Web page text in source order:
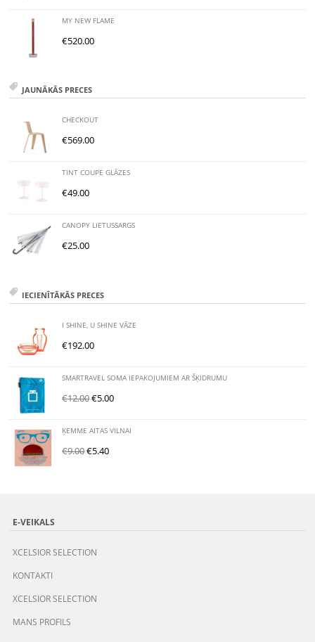
MY NEW FLAME
€520.00
JAUNĀKĀS PRECES
CHECKOUT
€569.00
TINT COUPE GLĀZES
€49.00
CANOPY LIETUSSARGS
€25.00
IECIENĪTĀKĀS PRECES
I SHINE, U SHINE VĀZE
€192.00
SMARTRAVEL SOMA IEPAKOJUMIEM AR ŠĶIDRUMU
€12.00€5.00
ĶEMME AITAS VILNAI
€9.00€5.40
E-VEIKALS
XCELSIOR SELECTION
KONTAKTI
XCELSIOR SELECTION
MANS PROFILS